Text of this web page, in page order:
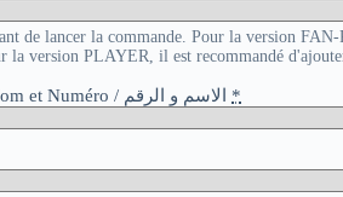
de lancer la commande. Pour la version
la version PLAYER, il est recommandé
Personnalisation Flocage: Nom et Numéro / الاسم و الرقم *